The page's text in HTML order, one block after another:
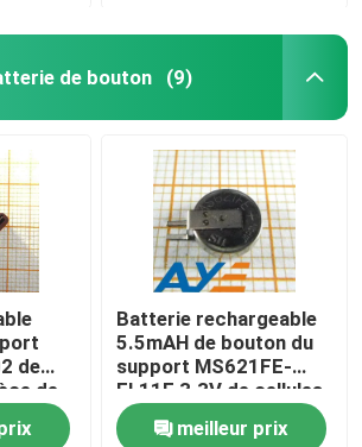
de bouton (9)
de
de
Batterie rechargeable
5.5mAH de bouton du
support MS621FE-
FL11E 3.3V de cellules
de bouton
meilleur prix